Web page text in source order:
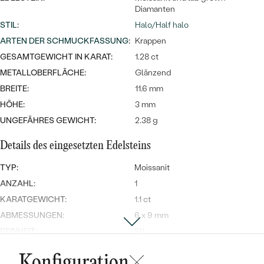
Wave Kollektion
ANSEHEN
NACH DER FORM
MASSGEFERTIGTER
DIAMANTEN
Ohrrinnge
ANSEHEN
Personalisierte
Halsketten
Meistverkaufte
Ringe
ANSEHEN
Diamanten
STIL:
Halo/Half halo
ARTEN DER SCHMUCKFASSUNG: Krappen
GESAMTGEWICHT IN KARAT:
1.28 ct
METALLOBERFLÄCHE:
Glänzend
BREITE:
11.6 mm
HÖHE:
3 mm
UNGEFÄHRES GEWICHT:
2.38 g
Details des eingesetzten Edelsteins
TYP:
Moissanit
ANZAHL:
1
KARATGEWICHT:
1.1 ct
ABMESSUNGEN:
6 x 9 mm
REINHEIT:
SI1